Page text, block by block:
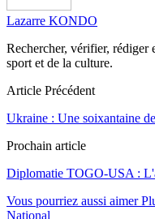
Lazarre KONDO
Rechercher, vérifier, rédiger
sport et de la culture.
Article Précédent
Ukraine : Une soixantaine
Prochain article
Diplomatie TOGO-USA :
Vous pourriez aussi aimer
National